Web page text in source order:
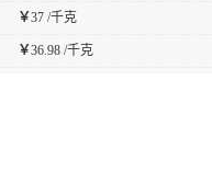
￥37 /千克
￥36.98 /千克